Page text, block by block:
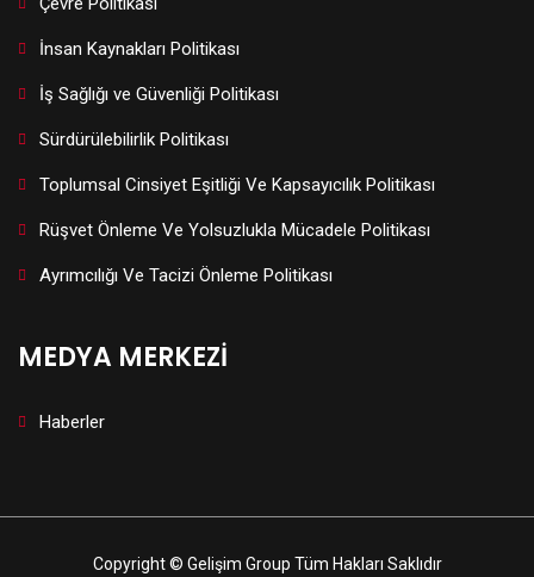
İnsan Kaynakları Politikası
İş Sağlığı ve Güvenliği Politikası
Sürdürülebilirlik Politikası
Toplumsal Cinsiyet Eşitliği Ve Kapsayıcılık Politikası
Rüşvet Önleme Ve Yolsuzlukla Mücadele Politikası
Ayrımcılığı Ve Tacizi Önleme Politikası
MEDYA MERKEZİ
Haberler
Copyright © Gelişim Group Tüm Hakları Saklıdır